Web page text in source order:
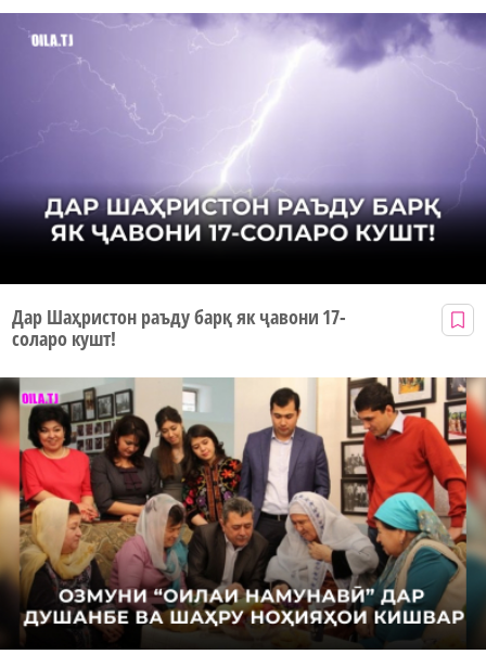
Дар Шаҳристон раъду барқ як ҷавони 17-
соларо кушт!